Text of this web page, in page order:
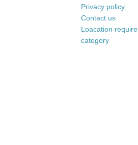
Privacy policy
Contact us
Loacation require
category